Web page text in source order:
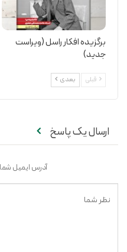
برگزیده افکار راسل (ویراست
جدید)
قبلی بعدی
ارسال یک پاسخ
آدرس ایمیل